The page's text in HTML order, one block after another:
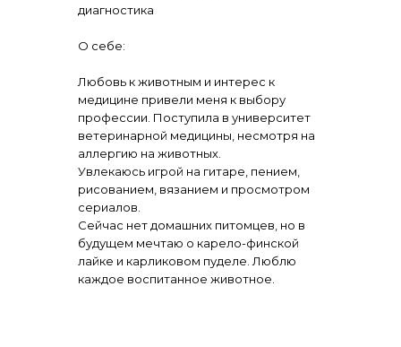
диагностика
О себе:
Любовь к животным и интерес к
медицине привели меня к выбору
профессии. Поступила в университет
ветеринарной медицины, несмотря на
аллергию на животных.
Увлекаюсь игрой на гитаре, пением,
рисованием, вязанием и просмотром
сериалов.
Сейчас нет домашних питомцев, но в
будущем мечтаю о карело-финской
лайке и карликовом пуделе. Люблю
каждое воспитанное животное.